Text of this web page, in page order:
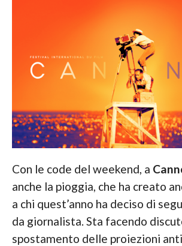
Con le code del weekend, a
anche la pioggia, che ha creato
a chi quest’anno ha deciso di
da giornalista. Sta facendo
spostamento delle proiezioni